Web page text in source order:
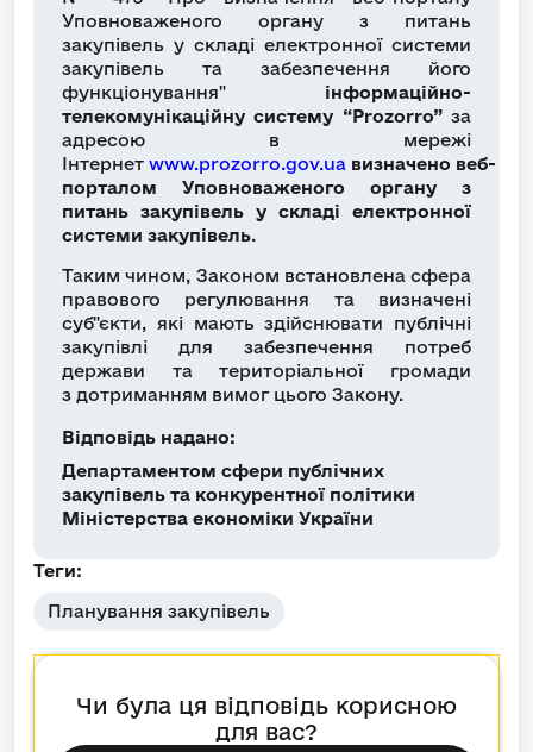
Уповноваженого органу з питань
закупівель у складі електронної системи
закупівель та забезпечення його
функціонування" інформаційно-
телекомунікаційну систему “Prozorro” за
адресою в мережі
Інтернет www.prozorro.gov.ua визначено веб-
порталом Уповноваженого органу з
питань закупівель у складі електронної
системи закупівель.
Таким чином, Законом встановлена сфера
правового регулювання та визначені
суб"єкти, які мають здійснювати публічні
закупівлі для забезпечення потреб
держави та територіальної громади
з дотриманням вимог цього Закону.
Відповідь надано:
Департаментом сфери публічних
закупівель та конкурентної політики
Міністерства економіки України
Теги:
Планування закупівель
Чи була ця відповідь корисною
для вас?